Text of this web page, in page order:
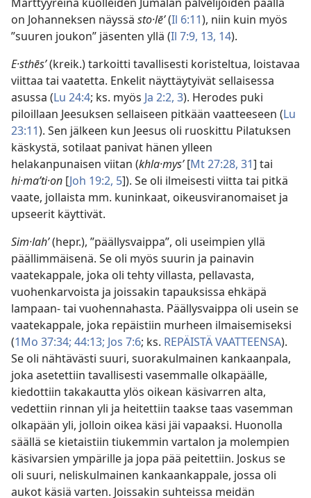
on Johanneksen näyssä sto·lēʹ(Il 6:11), niin kuin myös
”suuren joukon” jäsenten yllä (Il 7:9, 13, 14).
E·sthēsʹ(kreik.) tarkoitti tavallisesti koristeltua, loistavaa
viittaa tai vaatetta. Enkelit näyttäytyivät sellaisessa
asussa (Lu 24:4; ks. myös Ja 2:2, 3). Herodes puki
piloillaan Jeesuksen sellaiseen pitkään vaatteeseen (Lu
23:11). Sen jälkeen kun Jeesus oli ruoskittu Pilatuksen
käskystä, sotilaat panivat hänen ylleen
helakanpunaisen viitan (khla·mysʹ[Mt 27:28, 31] tai
hi·maʹti·on [Joh 19:2, 5]). Se oli ilmeisesti viitta tai pitkä
vaate, jollaista mm. kuninkaat, oikeusviranomaiset ja
upseerit käyttivät.
Sim·lahʹ(hepr.), ”päällysvaippa”, oli useimpien yllä
päällimmäisenä. Se oli myös suurin ja painavin
vaatekappale, joka oli tehty villasta, pellavasta,
vuohenkarvoista ja joissakin tapauksissa ehkäpä
lampaan- tai vuohennahasta. Päällysvaippa oli usein se
vaatekappale, joka repäistiin murheen ilmaisemiseksi
(1Mo 37:34; 44:13; Jos 7:6; ks. REPÄISTÄ VAATTEENSA).
Se oli nähtävästi suuri, suorakulmainen kankaanpala,
joka asetettiin tavallisesti vasemmalle olkapäälle,
kiedottiin takakautta ylös oikean käsivarren alta,
vedettiin rinnan yli ja heitettiin taakse taas vasemman
olkapään yli, jolloin oikea käsi jäi vapaaksi. Huonolla
säällä se kietaistiin tiukemmin vartalon ja molempien
käsivarsien ympärille ja jopa pää peitettiin. Joskus se
oli suuri, neliskulmainen kankaankappale, jossa oli
aukot käsiä varten. Joissakin suhteissa meidän